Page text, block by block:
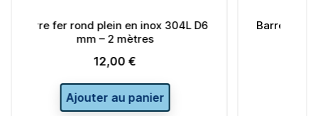
inox 304L D6
Barre fer rond plein en inox 304L D4